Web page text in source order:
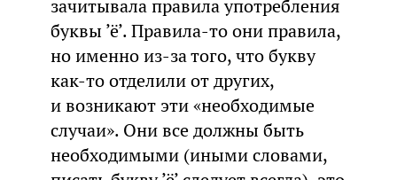
зачитывала правила употребления
буквы ’ё’. Правила-то они правила,
но именно из-за того, что букву
как-то отделили от других,
и возникают эти «необходимые
случаи». Они все должны быть
необходимыми (иными словами,